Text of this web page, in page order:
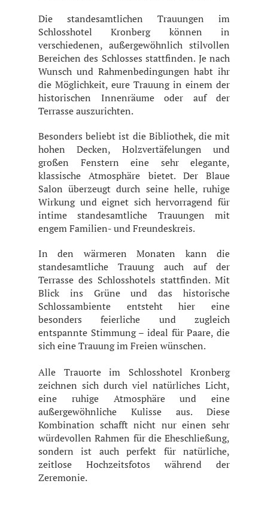
Die standesamtlichen Trauungen im
Schlosshotel Kronberg können in
verschiedenen, außergewöhnlich stilvollen
Bereichen des Schlosses stattfinden. Je nach
Wunsch und Rahmenbedingungen habt ihr
die Möglichkeit, eure Trauung in einem der
historischen Innenräume oder auf der
Terrasse auszurichten.
Besonders beliebt ist die Bibliothek, die mit
hohen Decken, Holzvertäfelungen und
großen Fenstern eine sehr elegante,
klassische Atmosphäre bietet. Der Blaue
Salon überzeugt durch seine helle, ruhige
Wirkung und eignet sich hervorragend für
intime standesamtliche Trauungen mit
engem Familien- und Freundeskreis.
In den wärmeren Monaten kann die
standesamtliche Trauung auch auf der
Terrasse des Schlosshotels stattfinden. Mit
Blick ins Grüne und das historische
Schlossambiente entsteht hier eine
besonders feierliche und zugleich
entspannte Stimmung – ideal für Paare, die
sich eine Trauung im Freien wünschen.
Alle Trauorte im Schlosshotel Kronberg
zeichnen sich durch viel natürliches Licht,
eine ruhige Atmosphäre und eine
außergewöhnliche Kulisse aus. Diese
Kombination schafft nicht nur einen sehr
würdevollen Rahmen für die Eheschließung,
sondern ist auch perfekt für natürliche,
zeitlose Hochzeitsfotos während der
Zeremonie.